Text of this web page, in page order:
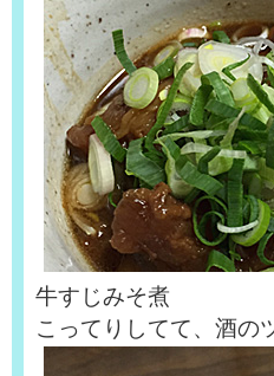
牛すじみそ煮
こってりしてて、酒の